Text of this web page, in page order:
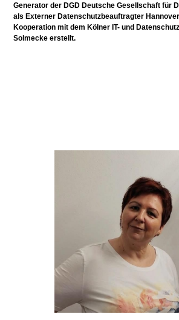
Generator der DGD Deutsche Gesellschaft für
als Externer Datenschutzbeauftragter
Kooperation mit dem Kölner IT- und
Solmecke erstellt.